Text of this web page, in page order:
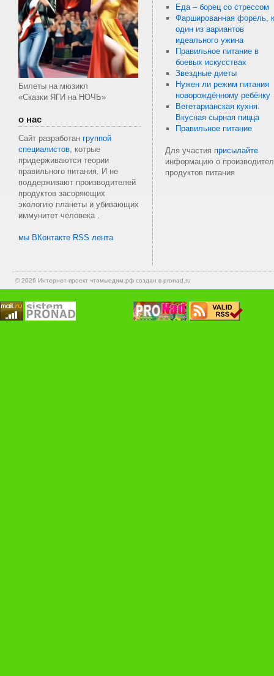
Билеты на мюзикл
«Сказки ЯГИ на НОЧЬ»
о нас
Сайт разработан группой
специалистов, котрые
придерживаются теории
правильного питания. И не
поддерживают производителей
продуктов засоряющих
экологию планеты и убивающих
иммунитет человека .
мы ВКонтакте RSS лента
Еда – борец со стрессом
Фаршированная форель,
один из вариантов
идеального ужина
Правильное питание в
боевых искусствах
Звездные диеты
Нужен ли режим питания
новорождённому ребёнку
Вегетарианская кухня.
Вкусная сырная пицца
Правильное питание
Для участия присылайте
информацию о
продуктов питания
© 2026 Интернет-проект чтомыедим.рф создан в pronad.ru